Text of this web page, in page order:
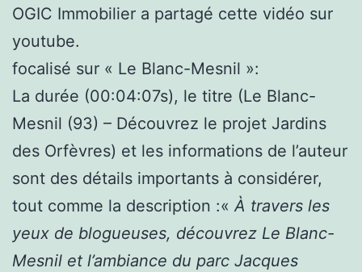
OGIC Immobilier a partagé cette vidéo sur
youtube.
focalisé sur « Le Blanc-Mesnil »:
La durée (00:04:07s), le titre (Le Blanc-
Mesnil (93) – Découvrez le projet Jardins
des Orfèvres) et les informations de l’auteur
sont des détails importants à considérer,
tout comme la description :« À travers les
yeux de blogueuses, découvrez Le Blanc-
Mesnil et l’ambiance du parc Jacques